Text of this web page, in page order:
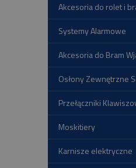
Akcesoria do rolet i
Systemy Alarmowe
Akcesoria do Bram
Osłony Zewnętrzne
Przełączniki
Moskitiery
Karnisze elektryczne